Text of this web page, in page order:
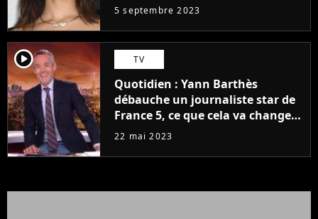
5 septembre 2023
player2 TV
Quotidien : Yann Barthès
débauche un journaliste star de
France 5, ce que cela va changer
à la rentrée
22 mai 2023